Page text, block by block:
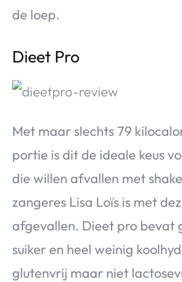
de loep.
Dieet Pro
Met maar slechts 79
portie is dit de ideale keus
die willen afvallen met
zangeres Lisa Loïs is met
afgevallen. Dieet pro bevat
suiker en heel weinig
glutenvrij maar niet